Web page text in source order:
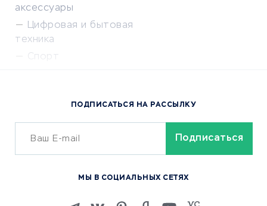
аксессуары
Цифровая и бытовая
техника
Спорт
Сервисы доставки
ОБУЧЕНИЕ И РАБОТА
Изучение иностранных
ПОДПИСАТЬСЯ НА РАССЫЛКУ
МЫ В СОЦИАЛЬНЫХ СЕТЯХ